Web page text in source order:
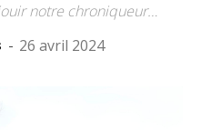
notre chroniqueur…
- 26 avril 2024